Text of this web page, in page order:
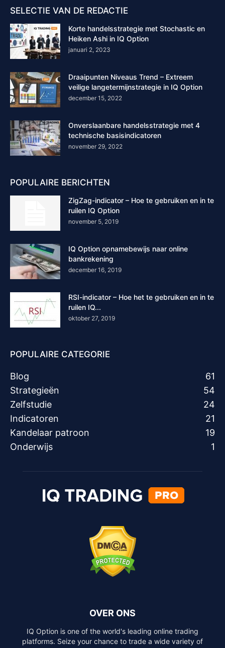
SELECTIE VAN DE REDACTIE
Korte handelsstrategie met Stochastic en
Heiken Ashi in IQ Option
januari 2, 2023
Draaipunten Niveaus Trend – Extreem
veilige langetermijnstrategie in IQ Option
december 15, 2022
Onverslaanbare handelsstrategie met 4
technische basisindicatoren
november 29, 2022
POPULAIRE BERICHTEN
ZigZag-indicator – Hoe te gebruiken en in te
ruilen IQ Option
november 5, 2019
IQ Option opnamebewijs naar online
bankrekening
december 16, 2019
RSI-indicator – Hoe het te gebruiken en in te
ruilen IQ...
oktober 27, 2019
POPULAIRE CATEGORIE
Blog
61
Strategieën
54
Zelfstudie
24
Indicatoren
21
Kandelaar patroon
19
Onderwijs
1
OVER ONS
IQ Option is one of the world's leading online trading
platforms. Seize your chance to trade a wide variety of